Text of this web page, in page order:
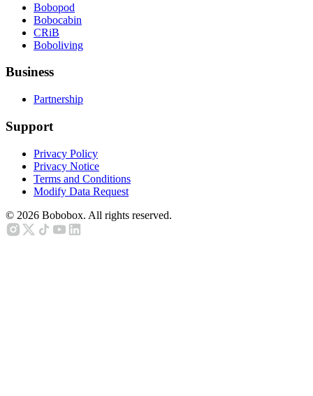
Bobopod
Bobocabin
CRiB
Boboliving
Business
Partnership
Support
Privacy Policy
Privacy Notice
Terms and Conditions
Modify Data Request
© 2026 Bobobox. All rights reserved.